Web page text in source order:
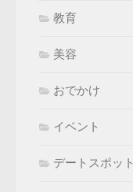
教育
美容
おでかけ
イベント
デートスポット